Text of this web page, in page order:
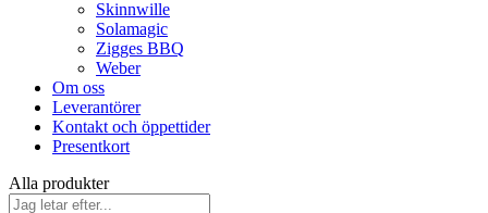
Skinnwille
Solamagic
Zigges BBQ
Weber
Om oss
Leverantörer
Kontakt och öppettider
Presentkort
Alla produkter